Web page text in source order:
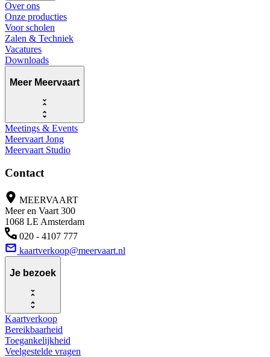
Over ons
Onze producties
Voor scholen
Zalen & Techniek
Vacatures
Downloads
Meer Meervaart
Meetings & Events
Meervaart Jong
Meervaart Studio
Contact
MEERVAART
Meer en Vaart 300
1068 LE Amsterdam
020 - 4107 777
kaartverkoop@meervaart.nl
Je bezoek
Kaartverkoop
Bereikbaarheid
Toegankelijkheid
Veelgestelde vragen